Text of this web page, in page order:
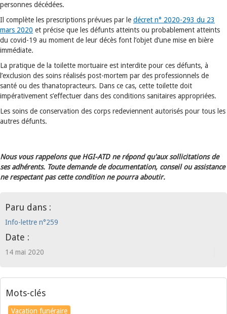
personnes décédées.
Il complète les prescriptions prévues par le décret n° 2020-293 du 23
mars 2020 et précise que les défunts atteints ou probablement atteints
du covid-19 au moment de leur décès font l’objet d’une mise en bière
immédiate.
La pratique de la toilette mortuaire est interdite pour ces défunts, à
l’exclusion des soins réalisés post-mortem par des professionnels de
santé ou des thanatopracteurs. Dans ce cas, cette toilette doit
impérativement s’effectuer dans des conditions sanitaires appropriées.
Les soins de conservation des corps redeviennent autorisés pour tous les
autres défunts.
Nous vous rappelons que HGI-ATD ne répond qu'aux sollicitations de
ses adhérents. Toute demande de documentation, conseil ou assistance
ne respectant pas cette condition ne pourra aboutir.
Paru dans :
Info-lettre n°259
Date :
14 mai 2020
Mots-clés
Vacation funéraire